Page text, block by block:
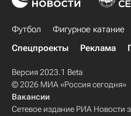
Футбол Фигурное катание
Спецпроекты
Реклама
Версия 2023.1 Beta
© 2026 МИА «Россия сегодня»
Вакансии
Сетевое издание РИА Новости